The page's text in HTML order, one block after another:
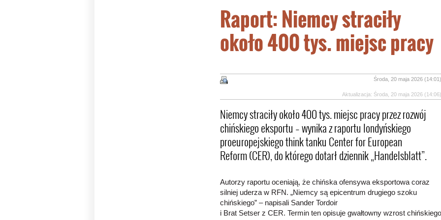
Raport: Niemcy straciły
około 400 tys. miejsc pracy
Środa, 20 maja 2026 (14:01)
Aktualizacja: Środa, 20 maja 2026 (14:06)
Niemcy straciły około 400 tys. miejsc pracy przez rozwój
chińskiego eksportu – wynika z raportu londyńskiego
proeuropejskiego think tanku Center for European
Reform (CER), do którego dotarł dziennik „Handelsblatt”.
Autorzy raportu oceniają, że chińska ofensywa eksportowa coraz
silniej uderza w RFN. „Niemcy są epicentrum drugiego szoku
chińskiego” – napisali Sander Tordoir
i Brat Setser z CER. Termin ten opisuje gwałtowny wzrost chińskiego